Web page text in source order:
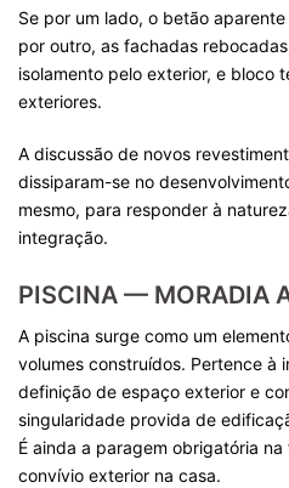
Se por um lado, o betão
por outro, as fachadas
isolamento pelo exterior, e bloco
exteriores.
A discussão de novos
dissiparam-se no
mesmo, para responder à
integração.
PISCINA — MORADIA
A piscina surge como um
volumes construídos. Pertence à
definição de espaço exterior e
singularidade provida de
É ainda a paragem obrigatória
convívio exterior na casa.